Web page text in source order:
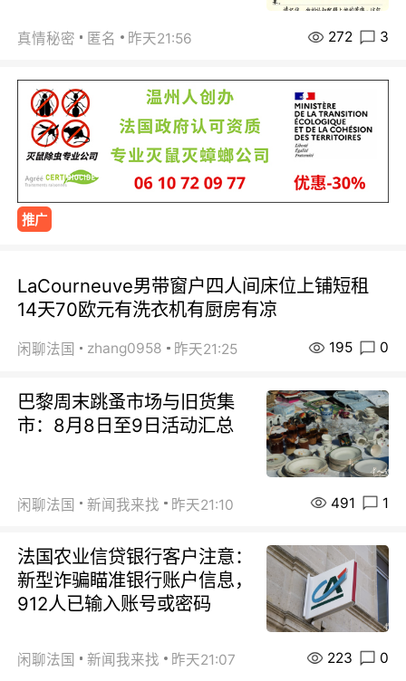
真情秘密 匿名 昨天21:56 272 3
推广
LaCourneuve男带窗户四人间床位上铺短租
14天70欧元有洗衣机有厨房有凉
闲聊法国 zhang0958 昨天21:25 195 0
巴黎周末跳蚤市场与旧货集
市：8月8日至9日活动汇总
闲聊法国 新闻我来找 昨天21:10 491 1
法国农业信贷银行客户注意：
新型诈骗瞄准银行账户信息，
912人已输入账号或密码
闲聊法国 新闻我来找 昨天21:07 223 0